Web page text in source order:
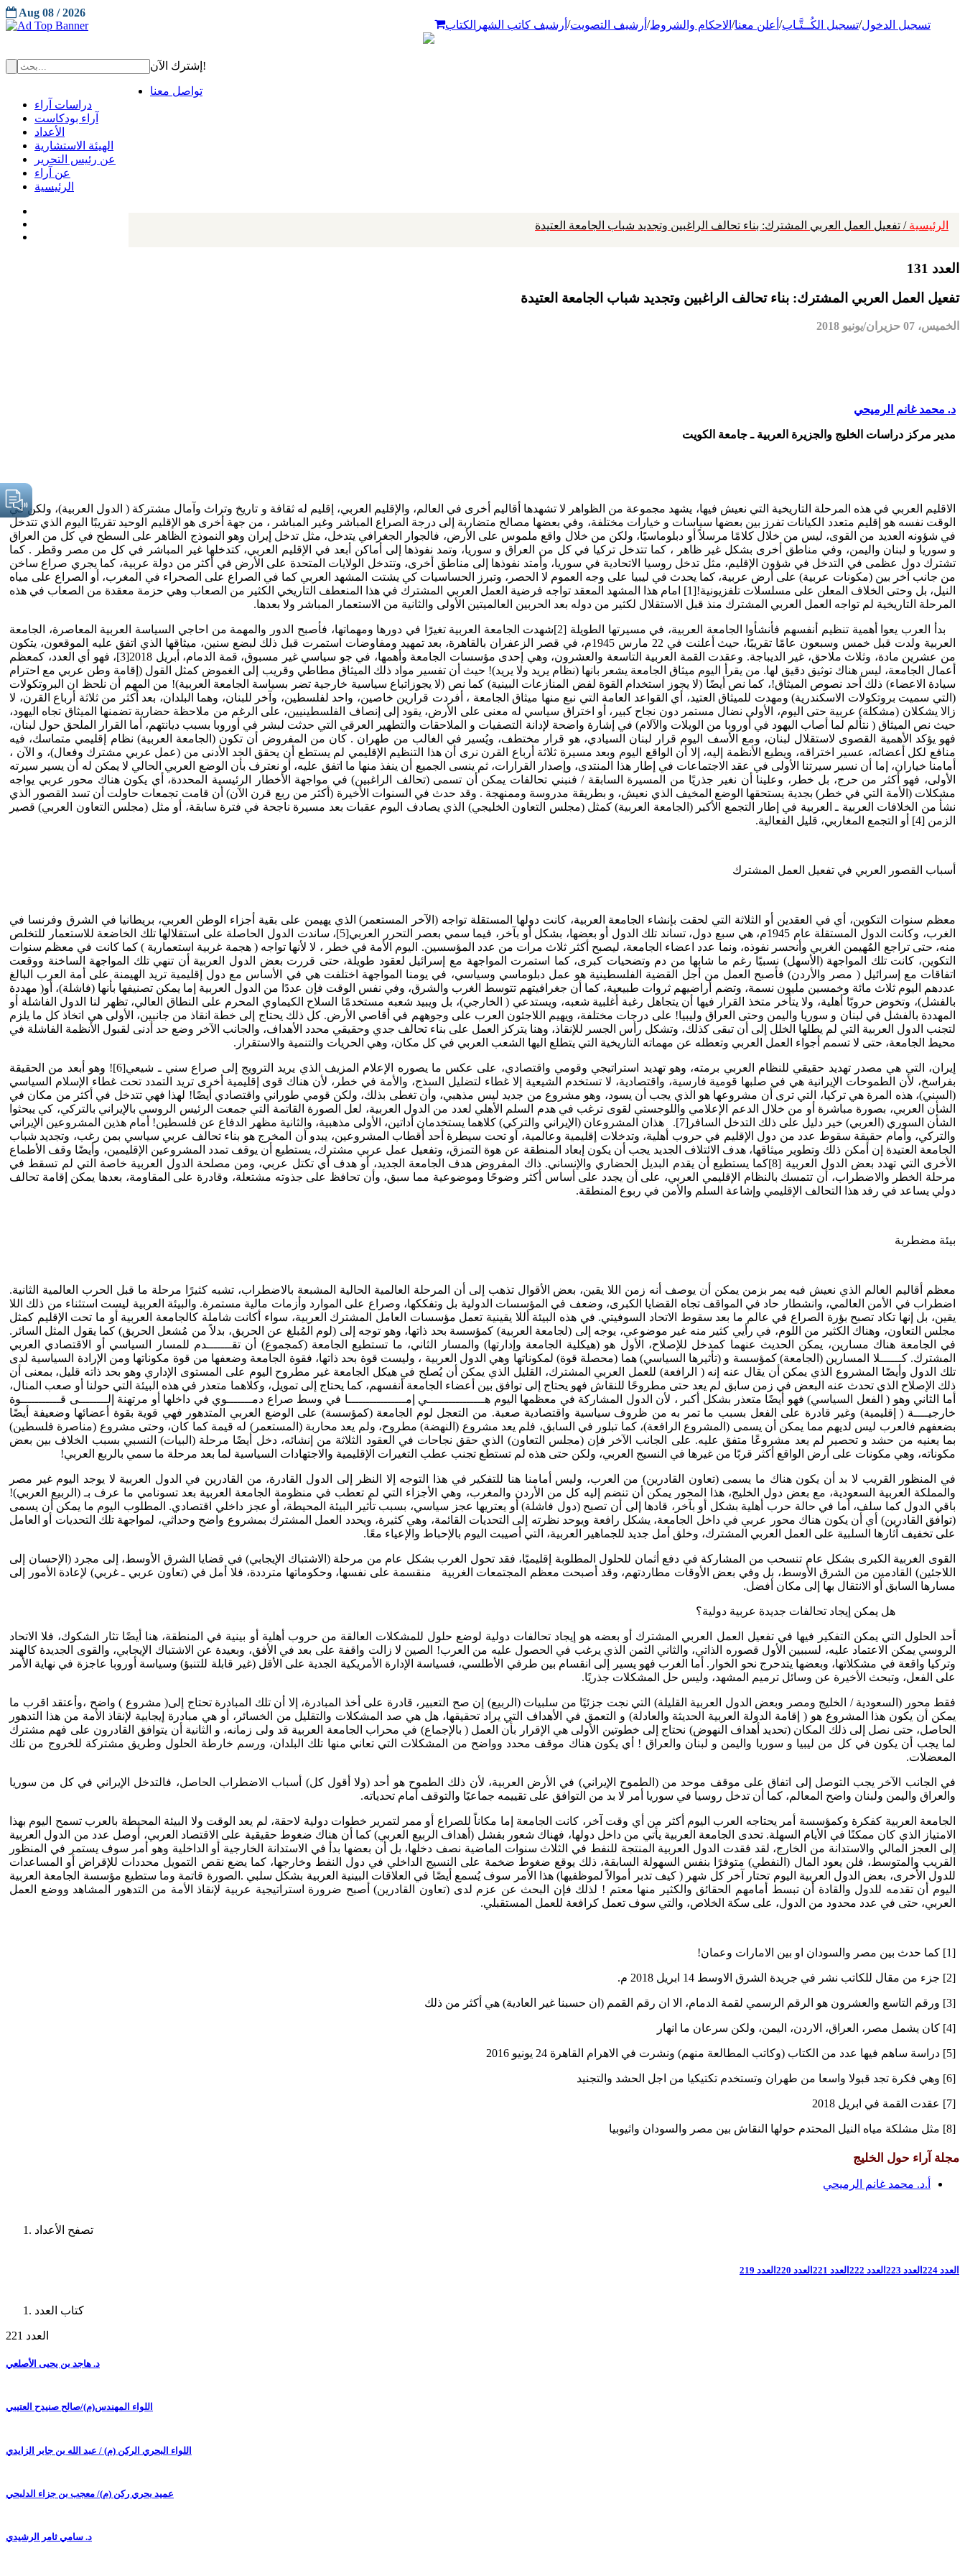
تسجيل الدخول/تسجيل الكُــتَّـاب/ أعلن معنا/ الاحكام والشروط/ أرشيف التصويت/ أرشيف كاتب الشهر الكتاب
Aug 08 / 2026
إشترك الآن!
تواصل معنا
دراسات آراء
آراء بودكاست
الأعداد
الهيئة الاستشارية
عن رئيس التحرير
عن آراء
الرئيسية
الرئيسية / تفعيل العمل العربي المشترك: بناء تحالف الراغبين وتجديد شباب الجامعة العتيدة
العدد 131
تفعيل العمل العربي المشترك: بناء تحالف الراغبين وتجديد شباب الجامعة العتيدة
الخميس، 07 حزيران/يونيو 2018
د. محمد غانم الرميحي
مدير مركز دراسات الخليج والجزيرة العربية ـ جامعة الكويت
الاقليم العربي في هذه المرحلة التاريخية التي نعيش فيها، يشهد مجموعة من الظواهر لا تشهدها أقاليم أخرى في العالم، والإقليم العربي، إقليم له ثقافة و تاريخ وتراث وآمال مشتركة ( الدول العربية)، ولكن في
الوقت نفسه هو إقليم متعدد الكيانات تفرز بين بعضها سياسات و خيارات مختلفة، وفي بعضها مصالح متضاربة إلى درجة الصراع المباشر وغير المباشر ، من جهة أخرى هو الإقليم الوحيد تقريبًا اليوم الذي تتدخل
في شؤونه العديد من القوى، ليس من خلال كلامًا مرسلاً أو دبلوماسيًا، ولكن من خلال واقع ملموس على الأرض، فالجوار الجغرافي يتدخل، مثل تدخل إيران وهو النموذج الظاهر على السطح في كل من العراق
و سوريا و لبنان واليمن، وفي مناطق أخرى بشكل غير ظاهر ، كما تتدخل تركيا في كل من العراق و سوريا، وتمد نفوذها إلى أماكن أبعد في الإقليم العربي، كتدخلها غير المباشر في كل من مصر وقطر . كما
تشترك دول عظمى في التدخل في شؤون الإقليم، مثل تدخل روسيا الاتحادية في سوريا، وأمتد نفوذها إلى مناطق أخرى، وتتدخل الولايات المتحدة على الأرض في أكثر من دولة عربية، كما يجري صراع ساخن
من جانب آخر بين (مكونات عربية) على أرض عربية، كما يحدث في ليبيا على وجه العموم لا الحصر، وتبرز الحساسيات كي يشتت المشهد العربي كما في الصراع على الصحراء في المغرب، أو الصراع على مياه
النيل، بل وحتى الخلاف المعلن على مسلسلات تلفزيونية![1] امام هذا المشهد المعقد تواجه فرضية العمل العربي المشترك في هذا المنعطف التاريخي الكثير من الصعاب وهي حزمة معقدة من الصعاب في هذه
المرحلة التاريخية لم تواجه العمل العربي المشترك منذ قبل الاستقلال لكثير من دوله بعد الحربين العالميتين الأولى والثانية من الاستعمار المباشر ولا بعدها.
بدأ العرب يعوا أهمية تنظيم أنفسهم فأنشأوا الجامعة العربية، في مسيرتها الطويلة [2]شهدت الجامعة العربية تغيرًا في دورها ومهماتها، فأصبح الدور والمهمة من احاجي السياسة العربية المعاصرة، الجامعة
العربية ولدت قبل خمس وسبعون عامًا تقريبًا، حيث أعلنت في 22 مارس 1945م، في قصر الزعفران بالقاهرة، بعد تمهيد ومفاوضات استمرت قبل ذلك لبضع سنين، ميثاقها الذي اتفق عليه الموقعون، يتكون
من عشرين مادة، وثلاث ملاحق، غير الديباجة. وعقدت القمة العربية التاسعة والعشرون، وهي إحدى مؤسسات الجامعة وأهمها، في جو سياسي غير مسبوق، قمة الدمام، أبريل 2018[3]، فهو أي العدد، كمعظم
أعمال الجامعة، ليس هناك توثيق دقيق لها. من يقرأ اليوم ميثاق الجامعة يشعر بانها (نظام يريد ولا يريد)! حيث أن تفسير مواد ذلك الميثاق مطاطي وقريب إلى الغموض كمثل القول (إقامة وطن عربي مع احترام
سيادة الاعضاء) ذلك أحد نصوص الميثاق!، كما نص أيضًا (لا يجوز استخدام القوة لفض المنازعات البينية) كما نص (لا يجوزاتباع سياسية خارجية تضر بسياسة الجامعة العربية)! من المهم أن نلحظ ان البروتكولات
(التي سميت بروتكولات الاسكندرية) ومهدت للميثاق العتيد، أي القواعد العامة التي نبع منها ميثاق الجامعة ، أفردت قرارين خاصين، واحد لفلسطين، وآخر للبنان، وهما البلدان، بعد أكثر من ثلاثة أرباع القرن، لا
زالا يشكلان (مشكلة) عربية حتى اليوم، الأولى نضال مستمر دون نجاح كبير، أو اختراق سياسي له معنى على الأرض، يقود إلى إنصاف الفلسطينيين، على الرغم من ملاحظة حضارية تضمنها الميثاق تجاه اليهود،
حيث نص الميثاق ( نتألم لما أصاب اليهود في أوروبا من الويلات والآلام) في إشارة واضحة لإدانة التصفيات و الملاحقات والتطهير العرقي التي حدثت لبشر في أوروبا بسبب ديانتهم، أما القرار الملحق حول لبنان،
فهو يؤكد الأهمية القصوى لاستقلال لبنان، ومع الأسف اليوم قرار لبنان السيادي، هو قرار مختطف، ويُسير في الغالب من طهران . كان من المفروض أن تكون (الجامعة العربية) نظام إقليمي متماسك، فيه
منافع لكل أعضائه، عسير اختراقه، ويطيع الأنظمة إليه، إلا أن الواقع اليوم وبعد مسيرة ثلاثة أرباع القرن نرى أن هذا التنظيم الإقليمي لم يستطع أن يحقق الحد الأدنى من (عمل عربي مشترك وفعال)، و الآن ،
أمامنا خياران، إما أن نسير سيرتنا الأولى في عقد الاجتماعات في إطار هذا المنتدى، وإصدار القرارات، ثم ينسى الجميع أن ينفذ منها ما اتفق عليه، أو نعترف بأن الوضع العربي الحالي لا يمكن له أن يسير سيرته
الأولى، فهو أكثر من حرج، بل خطر، وعلينا أن نغير جذريًا من المسيرة السابقة / فنبني تحالفات يمكن أن تسمى (تحالف الراغبين) في مواجهة الأخطار الرئيسية المحددة، أي يكون هناك محور عربي يواجه
مشكلات (الأمة التي في خطر) بجدية يستحقها الوضع المخيف الذي نعيش، و بطريقة مدروسة وممنهجة . وقد حدث في السنوات الأخيرة (أكثر من ربع قرن الآن) أن قامت تجمعات حاولت أن تسد القصور الذي
نشأ من الخلافات العربية ـ العربية في إطار التجمع الأكبر (الجامعة العربية) كمثل (مجلس التعاون الخليجي) الذي يصادف اليوم عقبات بعد مسيرة ناجحة في فترة سابقة، أو مثل (مجلس التعاون العربي) قصير
الزمن [4] أو التجمع المغاربي، قليل الفعالية.
أسباب القصور العربي في تفعيل العمل المشترك
معظم سنوات التكوين، أي في العقدين أو الثلاثة التي لحقت بإنشاء الجامعة العربية، كانت دولها المستقلة تواجه (الآخر المستعمر) الذي يهيمن على بقية أجزاء الوطن العربي، بريطانيا في الشرق وفرنسا في
الغرب، وكانت الدول المستقلة عام 1945م، هي سبع دول، تساند تلك الدول أو بعضها، بشكل أو بآخر، فيما سمي بعصر التحرر العربي[5]، ساندت الدول الحاصلة على استقلالها تلك الخاضعة للاستعمار للتخلص
منه، حتى تراجع المُهيمن الغربي وأنحسر نفوذه، ونما عدد اعضاء الجامعة، ليصبح أكثر ثلاث مرات من عدد المؤسسين. اليوم الأمة في خطر ، لا لأنها تواجه ( هجمة غربية استعمارية ) كما كانت في معظم سنوات
التكوين، كانت تلك المواجهة (الأسهل) نسبيًا رغم ما شابها من دم وتضحيات كبرى، كما استمرت المواجهة مع إسرائيل لعقود طويلة، حتى قررت بعض الدول العربية أن تنهي تلك المواجهة الساخنة ووقعت
اتفاقات مع إسرائيل ( مصر والأردن) فأصبح العمل من أجل القضية الفلسطينية هو عمل دبلوماسي وسياسي، في يومنا المواجهة اختلفت هي في الأساس مع دول إقليمية تريد الهيمنة على أمة العرب البالغ
عددهم اليوم ثلاث مائة وخمسين مليون نسمة، وتضم أراضيهم ثروات طبيعية، كما أن جغرافيتهم تتوسط الغرب والشرق، وفي نفس الوقت فإن عددًا من الدول العربية إما يمكن تصنيفها بأنها (فاشلة)، أو( مهددة
بالفشل)، وتخوض حروبًا أهلية، ولا يتأخر متخذ القرار فيها أن يتجاهل رغبة أغلبية شعبه، ويستدعي ( الخارجي)، بل ويبيد شعبه مستخدمًا السلاح الكيماوي المحرم على النطاق العالي، تظهر لنا الدول الفاشلة أو
المهددة بالفشل في لبنان و سوريا واليمن وحتى العراق وليبيا! على درجات مختلفة، ويهيم اللاجئون العرب على وجوههم في أقاصي الأرض. كل ذلك يحتاج إلى خطة انقاذ من جانبين، الأولى هي اتخاذ كل ما يلزم
لتجنب الدول العربية التي لم يطلها الخلل إلى أن تبقى كذلك، وتشكل رأس الجسر للإنقاذ، وهنا يتركز العمل على بناء تحالف جدي وحقيقي محدد الأهداف، والجانب الآخر وضع حد أدنى لقبول الأنظمة الفاشلة في
محيط الجامعة، حتى لا تسمم أجواء العمل العربي وتعطله عن مهماته التاريخية التي يتطلع اليها الشعب العربي في كل مكان، وهي الحريات والتنمية والاستقرار.
إيران، التي هي مصدر تهديد حقيقي للنظام العربي برمته، وهو تهديد استراتيجي وقومي واقتصادي، على عكس ما يصوره الإعلام المزيف الذي يريد الترويج إلى صراع سني ـ شيعي[6]! وهو أبعد من الحقيقة
بفراسخ، لأن الطموحات الإيرانية هي في صلبها قومية فارسية، واقتصادية، لا تستخدم الشيعية إلا غطاء لتضليل السذج، والأمة في خطر، لأن هناك قوى إقليمية أخرى تريد التمدد تحت غطاء الإسلام السياسي
(السني)، هذه المرة هي تركيا، التي ترى أن مشروعها هو الذي يجب أن يسود، وهو مشروع من جديد ليس مذهبي، وأن تغطى بذلك، ولكن قومي طوراني واقتصادي أيضًا! لهذا فهي تتدخل في أكثر من مكان في
الشأن العربي، بصورة مباشرة أو من خلال الدعم الإعلامي واللوجستي لقوى ترغب في هدم السلم الأهلي لعدد من الدول العربية، لعل الصورة القاتمة التي جمعت الرئيس الروسي بالإيراني بالتركي، كي يبحثوا
الشأن السوري (العربي) خير دليل على ذلك التدخل السافر[7]. هذان المشروعان (الإيراني والتركي) كلاهما يستخدمان أداتين، الأولى مذهبية، والثانية مظهر الدفاع عن فلسطين! أمام هذين المشروعين الإيراني
والتركي، وأمام حقيقة سقوط عدد من دول الإقليم في حروب أهلية، وتدخلات إقليمية وعالمية، أو تحت سيطرة أحد أقطاب المشروعين، يبدو أن المخرج هو بناء تحالف عربي سياسي بمن رغب، وتجديد شباب
الجامعة العتيدة إن أمكن ذلك وتطوير ميثاقها، هدف الائتلاف الجديد يجب أن يكون إبعاد المنطقة عن هوة التمزق، وتفعيل عمل عربي مشترك، يستطيع أن يوقف تمدد المشروعين الإقليمين، وأيضًا وقف الأطماع
الأخرى التي تهدد بعض الدول العربية [8]كما يستطيع أن يقدم البديل الحضاري والإنساني. ذاك المفروض هدف الجامعة الجديد، أو هدف أي تكتل عربي، ومن مصلحة الدول العربية خاصة التي لم تسقط في
مرحلة الخطر والاضطراب، أن تتمسك بالنظام الإقليمي العربي، على أن يجدد على أساس أكثر وضوحًا وموضوعية مما سبق، وأن تحافظ على جذوته مشتعلة، وقادرة على المقاومة، بعدها يمكن إقامة تحالف
دولي يساعد في رفد هذا التحالف الإقليمي وإشاعة السلم والأمن في ربوع المنطقة.
بيئة مضطربة
معظم أقاليم العالم الذي نعيش فيه يمر بزمن يمكن أن يوصف أنه زمن اللا يقين، بعض الأقوال تذهب إلى أن المرحلة العالمية الحالية المشبعة بالاضطراب، تشبه كثيرًا مرحلة ما قبل الحرب العالمية الثانية.
اضطراب في الأمن العالمي، وانشطار حاد في المواقف تجاه القضايا الكبرى، وضعف في المؤسسات الدولية بل وتفككها، وصراع على الموارد وأزمات مالية مستمرة. والبيئة العربية ليست استثناء من ذلك اللا
يقين، بل إنها تكاد تصبح بؤرة الصراع في عالم ما بعد سقوط الاتحاد السوفيتي. في هذه البيئة أللا يقينية تعمل مؤسسات العامل المشترك العربية، سواء أكانت شاملة كالجامعة العربية أو ما تحت الإقليم كمثل
مجلس التعاون، وهناك الكثير من اللوم، في رأيي كثير منه غير موضوعي، يوجه إلى (لجامعة العربية) كمؤسسة بحد ذاتها، وهو توجه إلى (لوم المُبلغ عن الحريق، بدلاً من مُشعل الحريق) كما يقول المثل السائر.
في الجامعة هناك مسارين، يمكن الحديث عنهما كمدخل للإصلاح، الأول هو (هيكلية الجامعة وإدارتها) والمسار الثاني، ما تستطيع الجامعة (كمجموع) أن تقـــــــدم للمسار السياسي أو الاقتصادي العربي
المشترك. كــــــلا المسارين (الجامعة) كمؤسسة و (تأثيرها السياسي) هما (محصلة قوة) لمكوناتها وهي الدول العربية ، وليست قوة بحد ذاتها، فقوة الجامعة وضعفها من قوة مكوناتها ومن الإرادة السياسية لدى
تلك الدول وأيضًا المشروع الذي يمكن أن يقال عنه إنه ( الرافعة) للعمل العربي المشترك، القليل الذي يمكن أن يُصلح في هيكل الجامعة غير مطروح اليوم على المستوى الإداري وهو بحد ذاته قليل، بمعنى أن
ذلك الإصلاح الذي تحدث عنه البعض في زمن سابق لم يعد حتى مطروحًا للنقاش فهو يحتاج إلى توافق بين أعضاء الجامعة أنفسهم، كما يحتاج إلى تمويل، وكلاهما متعذر في هذه البيئة التي حولنا أو صعب المنال،
أما الثاني وهو ( الفعل السياسي) فهو أيضًا متعذر بشكل أكبر ، لأن الدول المشاركة في معظمها اليوم هــــــــــــــــي إمــــــــــــــــا في وسط صراع دمـــــــوي في داخلها أو مرتهنة إلــــــــى قـــــــــــوة
خارجيــــة ( إقليمية) وغير قادرة على الفعل بسبب ما تمر به من ظروف سياسية واقتصادية صعبة. من التعجل لوم الجامعة (كمؤسسة) على الوضع العربي المتدهور فهي قوية بقوة أعضائها وضعيفة أيضًا
بضعفهم فالعرب ليس لديهم مما يمكن أن يسمى (المشروع الرافعة)، كما تبلور في السابق، فلم يعد مشروع (النهضة) مطروح، ولم يعد محاربة (المستعمر) له قيمة كما كان، وحتى مشروع (مناصرة فلسطين)
بما يعنيه من حشد و تحصير لم يعد مشروعًا متفق عليه. على الجانب الآخر فإن (مجلس التعاون) الذي حقق نجاحات في العقود الثلاثة من إنشائه، دخل أيضًا مرحلة (البيات) النسبي بسبب الخلاف بين بعض
مكوناته، وهي مكونات على أرض الواقع أكثر قربًا من غيرها في النسيج العربي، ولكن حتى هذه لم تستطع تجنب عطب التغيرات الإقليمية والاجتهادات السياسية لما بعد مرحلة ما سمي بالربع العربي!
في المنظور القريب لا بد أن يكون هناك ما يسمى (تعاون القادرين) من العرب، وليس أمامنا هنا للتفكير في هذا التوجه إلا النظر إلى الدول القادرة، من القادرين في الدول العربية لا يوجد اليوم غير مصر
والمملكة العربية السعودية، مع بعض دول الخليج، هذا المحور يمكن أن تنضم إليه كل من الأردن والمغرب، وهي الأجزاء التي لم تعطب في منظومة الجامعة العربية بعد تسونامي ما عرف بـ (الربيع العربي)!
باقي الدول كما سلف، أما في حالة حرب أهلية بشكل أو بآخر، قادها إلى أن تصبح (دول فاشلة) أو يعتريها عجز سياسي، بسبب تأثير البيئة المحيطة، أو عجز داخلي اقتصادي. المطلوب اليوم ما يمكن أن يسمى
(توافق القادرين) أي أن يكون هناك محور عربي في داخل الجامعة، يشكل رافعة ويوحد نظرته إلى التحديات القائمة، وهي كثيرة، ويحدد العمل المشترك بمشروع واضح وحداثي، لمواجهة تلك التحديات أو العامل
على تخفيف آثارها السلبية على العمل العربي المشترك، وخلق أمل جديد للجماهير العربية، التي أصيبت اليوم بالإحباط والإعياء معًا.
القوى الغربية الكبرى بشكل عام تنسحب من المشاركة في دفع أثمان للحلول المطلوبة إقليميًا، فقد تحول الغرب بشكل عام من مرحلة (الاشتباك الإيجابي) في قضايا الشرق الأوسط، إلى مجرد (الإحسان إلى
اللاجئين) القادمين من الشرق الأوسط، بل وفي بعض الأوقات مطاردتهم، وقد أصبحت معظم المجتمعات الغربية منقسمة على نفسها، وحكوماتها مترددة، فلا أمل في (تعاون عربي ـ غربي) لإعادة الأمور إلى
مسارها السابق أو الانتقال بها إلى مكان أفضل.
هل يمكن إيجاد تحالفات جديدة عربية دولية؟
أحد الحلول التي يمكن التفكير فيها في تفعيل العمل العربي المشترك أو بعضه هو إيجاد تحالفات دولية لوضع حلول للمشكلات العالقة من حروب أهلية أو بينية في المنطقة، هنا أيضًا تثار الشكوك، فلا الاتحاد
الروسي يمكن الاعتماد عليه، لسببين الأول قصوره الذاتي، والثاني الثمن الذي يرغب في الحصول عليه من العرب! الصين لا زالت واقفة على بعد في الأفق، وبعيدة عن الاشتباك الإيجابي، والقوى الجديدة كالهند
وتركيا واقعة في مشكلاتها، وبعضها يتدحرج نحو الخوار. أما الغرب فهو يسير إلى انقسام بين طرفي الأطلسي، فسياسة الإدارة الأمريكية الجدية على الأقل (غير قابلة للتنبؤ) وسياسة أوروبا عاجزة في نهاية الأمر
على الفعل، وتبحث الأخيرة عن وسائل ترميم المشهد، وليس حل المشكلات جذريًا.
فقط محور (السعودية / الخليج ومصر وبعض الدول العربية القليلة) التي نجت جزئيًا من سلبيات (الربيع) إن صح التعبير، قادرة على أخذ المبادرة، إلا أن تلك المبادرة تحتاج إلى( مشروع ) واضح ،وأعتقد اقرب ما
يمكن أن يكون هذا المشروع هو ( إقامة الدولة العربية الحديثة والعادلة) و التعمق في الأهداف التي يراد تحقيقها، هل هي صد المشكلات والتقليل من الخسائر، أو هي مبادرة إيجابية لإنقاذ الأمة من هذا التدهور
الحاصل، حتى نصل إلى ذلك المكان (تحديد أهداف النهوض) نحتاج إلى خطوتين الأولى هي الإقرار بأن العمل ( بالإجماع) في محراب الجامعة العربية قد ولى زمانه، و الثانية أن يتوافق القادرون على فهم مشترك
لما يجب أن يكون في كل من ليبيا و سوريا واليمن و لبنان والعراق ! أي يكون هناك موقف محدد وواضح من المشكلات التي تعاني منها تلك البلدان، ورسم خارطة الحلول وطريق مشتركة للخروج من تلك
المعضلات.
في الجانب الآخر يجب التوصل إلى اتفاق على موقف موحد من (الطموح الإيراني) في الأرض العربية، لأن ذلك الطموح هو أحد (ولا أقول كل) أسباب الاضطراب الحاصل، فالتدخل الإيراني في كل من سوريا
والعراق واليمن ولبنان واضح المعالم، كما أن تدخل روسيا في سوريا أمر لا بد من التوافق على تقييمه جماعيًا والتوقف أمام تحدياته.
الجامعة العربية كفكرة وكمؤسسة أمر يحتاجه العرب اليوم أكثر من أي وقت آخر، كانت الجامعة إما مكاناً للصراع أو ممر لتمرير خطوات دولية لاحقة، لم يعد الوقت ولا البيئة المحيطة بالعرب تسمح اليوم بهذا
الامتياز الذي كان ممكنًا في الأيام السهلة. تحدى الجامعة العربية يأتي من داخل دولها، فهناك شعور بفشل (أهداف الربيع العربي) كما أن هناك ضغوط حقيقية على الاقتصاد العربي، أوصل عدد من الدول العربية
إلى العجز المالي والاستدانة من الخارج، لقد فقدت الدول العربية المنتجة للنفط في الثلاث سنوات الماضية نصف دخلها، بل أن بعضها بدأ في الاستدانة الخارجية أو الداخلية وهو أمر سوف يستمر في المنظور
القريب والمتوسط، فلن يعود المال (النفطي) متوفرًا بنفس السهولة السابقة، ذلك يوقع ضغوط ضخمة على النسيج الداخلي في دول النفط وخارجها، كما يضع نقص التمويل محددات للإقراض أو المساعدات
للدول الأُخرى، بعض الدول العربية اليوم تحتار آخر كل شهر ( كيف تدبر أموالاً لموظفيها) هذا الأمر سوف يُسمع أيضًا في العلاقات البينية العربية بشكل سلبي .الصورة قاتمة وما ستطيع مؤسسة الجامعة العربية
اليوم أن تقدمه للدول والقادة أن تبسط أمامهم الحقائق والكثير منها معتم ! لذلك فإن البحث عن عزم لدى (تعاون القادرين) أصبح ضرورة استراتيجية عربية لإنقاذ الأمة من التدهور المشاهد ووضع العمل
العربي، حتى في عدد محدود من الدول، على سكة الخلاص، والتي سوف تعمل كرافعة للعمل المستقبلي.
[1] كما حدث بين مصر والسودان او بين الامارات وعمان!
[2] جزء من مقال للكاتب نشر في جريدة الشرق الاوسط 14 ابريل 2018 م.
[3] ورقم التاسع والعشرون هو الرقم الرسمي لقمة الدمام، الا ان رقم القمم (ان حسبنا غير العادية) هي أكثر من ذلك
[4] كان يشمل مصر، العراق، الاردن، اليمن، ولكن سرعان ما انهار
[5] دراسة ساهم فيها عدد من الكتاب (وكاتب المطالعة منهم) ونشرت في الاهرام القاهرة 24 يونيو 2016
[6] وهي فكرة تجد قبولا واسعا من طهران وتستخدم تكتيكيا من اجل الحشد والتجنيد
[7] عقدت القمة في ابريل 2018
[8] مثل مشلكة مياه النيل المحتدم حولها النقاش بين مصر والسودان واثيوبيا
مجلة آراء حول الخليج
أ.د. محمد غانم الرميحي
تصفح الأعداد
العدد 224 العدد 223 العدد 222 العدد 221 العدد 220 العدد 219
كتاب العدد
العدد 221
د. هاجد بن يحيى الأصلعي
اللواء المهندس(م)/صالح صنيدح العتيبي
اللواء البحري الركن (م) / عبد الله بن جابر الزايدي
عميد بحري ركن (م)/ معجب بن جزاء الدلبحي
د. سامي ثامر الرشيدي